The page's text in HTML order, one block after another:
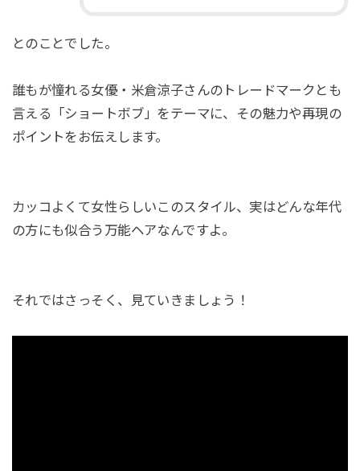
とのことでした。
誰もが憧れる女優・米倉涼子さんのトレードマークとも
言える「ショートボブ」をテーマに、その魅力や再現の
ポイントをお伝えします。
カッコよくて女性らしいこのスタイル、実はどんな年代
の方にも似合う万能ヘアなんですよ。
それではさっそく、見ていきましょう！